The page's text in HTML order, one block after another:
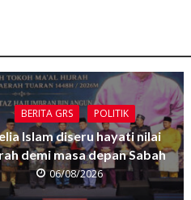
BERITA GRS POLITIK
Islam diseru hayati nilai
demi masa depan Sabah
06/08/2026